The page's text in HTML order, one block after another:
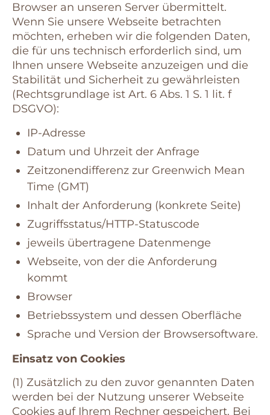
Browser an unseren Server übermittelt.
Wenn Sie unsere Webseite betrachten
möchten, erheben wir die folgenden Daten,
die für uns technisch erforderlich sind, um
Ihnen unsere Webseite anzuzeigen und die
Stabilität und Sicherheit zu gewährleisten
(Rechtsgrundlage ist Art. 6 Abs. 1 S. 1 lit. f
DSGVO):
IP-Adresse
Datum und Uhrzeit der Anfrage
Zeitzonendifferenz zur Greenwich Mean
Time (GMT)
Inhalt der Anforderung (konkrete Seite)
Zugriffsstatus/HTTP-Statuscode
jeweils übertragene Datenmenge
Webseite, von der die Anforderung
kommt
Browser
Betriebssystem und dessen Oberfläche
Sprache und Version der Browsersoftware.
Einsatz von Cookies
(1) Zusätzlich zu den zuvor genannten Daten
werden bei der Nutzung unserer Webseite
Cookies auf Ihrem Rechner gespeichert. Bei